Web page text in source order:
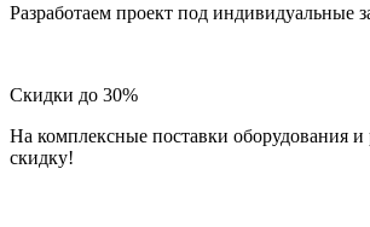
Разработаем проект под индивидуальные
Скидки до 30%
На комплексные поставки оборудования и
скидку!